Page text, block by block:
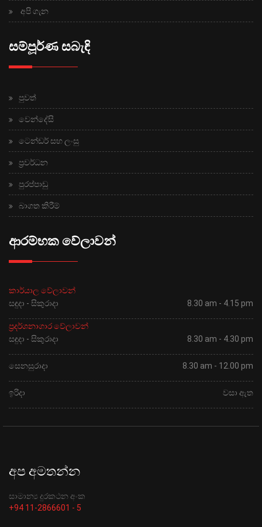
අපි ගැන
සම්පූර්ණ සබැඳි
පුවත්
වෙන්දේසි
ටෙන්ඩර් සහ ලංසු
ප්‍රවර්ධන
පුරප්පාඩු
බාගත කිරීම්
ආරම්භක වේලාවන්
කාර්යාල වේලාවන්
සඳුදා - සිකුරාදා
8.30 am - 4.15 pm
ප්‍රදර්ශනාගාර වේලාවන්
සඳුදා - සිකුරාදා
8.30 am - 4.30 pm
සෙනසුරාදා 8.30 am - 12.00 pm
ඉරිදා වසා ඇත
අප අමතන්න
සාමාන්‍ය දුරකථන අංක
+94 11-2866601 - 5